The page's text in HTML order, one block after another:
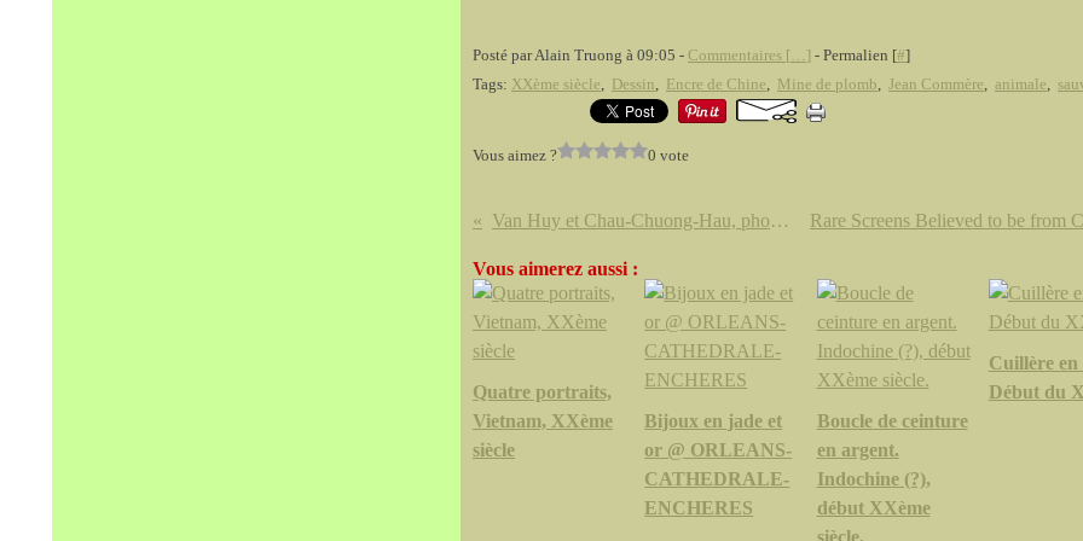
Posté par Alain Truong à 09:05 - Commentaires [… ] - Permalien [#]
Tags: XXème siècle, Dessin, Encre de Chine, Mine de plomb, Jean Commère, animale,
Vous aimez ? 0 vote
Van Huy et Chau-Chuong-Hau, photographes à Cholon, Vietnam, c. 1950
Vous aimerez aussi :
Quatre portraits,
Vietnam, XXème
siècle
Bijoux en jade et
or @ ORLEANS-
CATHEDRALE-
ENCHERES
Boucle de ceinture
en argent.
Indochine (?),
début XXème
siècle.
Cuillère en
Début du